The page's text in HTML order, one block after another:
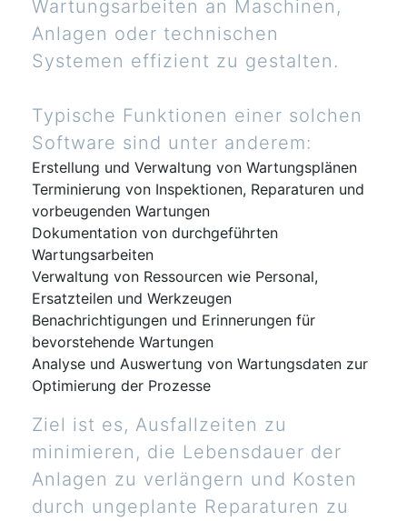
Wartungsarbeiten an Maschinen,
Anlagen oder technischen
Systemen effizient zu gestalten.
Typische Funktionen einer solchen
Software sind unter anderem:
Erstellung und Verwaltung von Wartungsplänen
Terminierung von Inspektionen, Reparaturen und
vorbeugenden Wartungen
Dokumentation von durchgeführten
Wartungsarbeiten
Verwaltung von Ressourcen wie Personal,
Ersatzteilen und Werkzeugen
Benachrichtigungen und Erinnerungen für
bevorstehende Wartungen
Analyse und Auswertung von Wartungsdaten zur
Optimierung der Prozesse
Ziel ist es, Ausfallzeiten zu
minimieren, die Lebensdauer der
Anlagen zu verlängern und Kosten
durch ungeplante Reparaturen zu